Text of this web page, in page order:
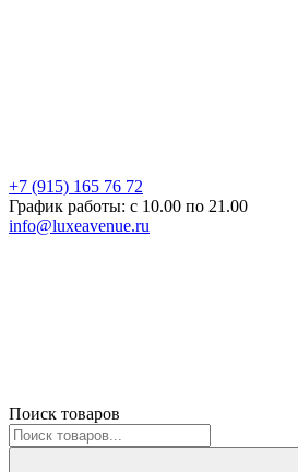
+7 (915) 165 76 72
График работы: c 10.00 по 21.00
info@luxeavenue.ru
Поиск товаров